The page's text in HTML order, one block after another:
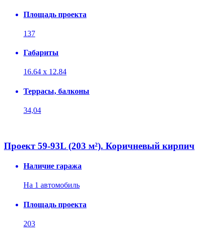
Площадь проекта
137
Габариты
16.64 x 12.84
Террасы, балконы
34,04
Проект 59-93L (203 м²). Коричневый кирпич
Наличие гаража
На 1 автомобиль
Площадь проекта
203